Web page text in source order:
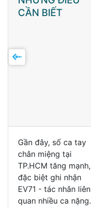
CẦN BIẾT
Gần đây, số ca tay
chân miệng tại
TP.HCM tăng mạnh,
đặc biệt ghi nhận
EV71 - tác nhân liên
quan nhiều ca nặng.